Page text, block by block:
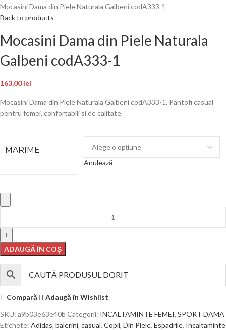
Mocasini Dama din Piele Naturala Galbeni codA333-1
Back to products
Mocasini Dama din Piele Naturala
Galbeni codA333-1
163,00lei
Mocasini Dama din Piele Naturala Galbeni codA333-1. Pantofi casual
pentru femei, confortabili si de calitate.
MARIME
Anulează
ADAUGĂ ÎN COȘ
Compară
Adaugă în Wishlist
SKU: a9b03e63e40b Categorii: INCALTAMINTE FEMEI, SPORT DAMA
Etichete: Adidas, balerini, casual, Copii, Din Piele, Espadrile, Incaltaminte